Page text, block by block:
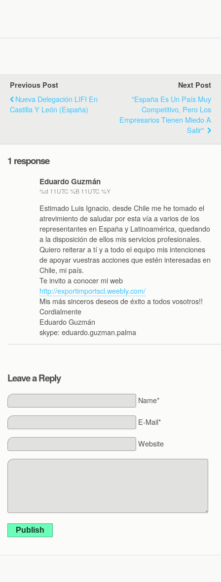
Previous Post
Nueva Delegación LIFI En
Castilla Y León (España)
Next Post
"España Es Un País Muy
Competitivo, Pero Los
Empresarios Tienen Miedo A
Salir"
1 response
Eduardo Guzmán
%d 11UTC %B 11UTC %Y
Estimado Luis Ignacio, desde Chile me he tomado el
atrevimiento de saludar por esta vía a varios de los
representantes en España y Latinoamérica, quedando
a la disposición de ellos mis servicios profesionales.
Quiero reiterar a tí y a todo el equipo mis intenciones
de apoyar vuestras acciones que estén interesadas en
Chile, mi país.
Te invito a conocer mi web
http://exportimportscl.weebly.com/
Mis más sinceros deseos de éxito a todos vosotros!!
Cordialmente
Eduardo Guzmán
skype: eduardo.guzman.palma
Leave a Reply
Name*
E-Mail*
Website
Publish